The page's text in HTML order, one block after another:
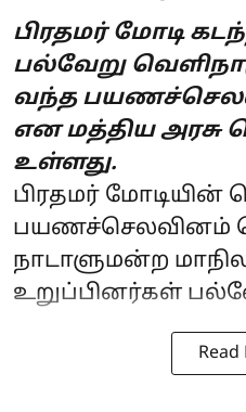
பிரதமர் மோடி
பல்வேறு
வந்த பயணச்செலவு
என மத்திய அரசு
உள்ளது.
பிரதமர் மோடியின்
பயணச்செலவினம்
நாடாளுமன்ற
உறுப்பினர்கள்